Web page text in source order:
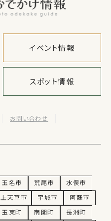
イベント情報
スポット情報
お問い合わせ
玉名市 荒尾市
水俣市
上天草市 宇城市
阿蘇市
玉東町 南関町 長洲町